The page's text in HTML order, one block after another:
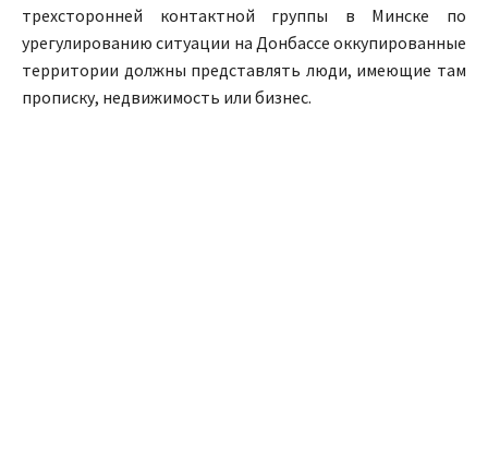
трехсторонней контактной группы в Минске по
урегулированию ситуации на Донбассе оккупированные
территории должны представлять люди, имеющие там
прописку, недвижимость или бизнес.